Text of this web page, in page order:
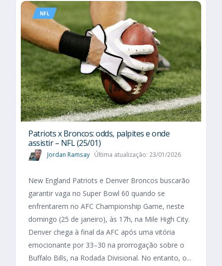
NFL
Patriots x Broncos: odds, palpites e onde
assistir – NFL (25/01)
Jordan Ramsay Última atualização: 23/01/2026
New England Patriots e Denver Broncos buscarão
garantir vaga no Super Bowl 60 quando se
enfrentarem no AFC Championship Game, neste
domingo (25 de janeiro), às 17h, na Mile High City.
Denver chega à final da AFC após uma vitória
emocionante por 33–30 na prorrogação sobre o
Buffalo Bills, na Rodada Divisional. No entanto, o...